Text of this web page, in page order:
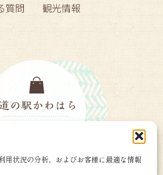
用状況の分析、およびお客様に最適な情報
質問
観光情報